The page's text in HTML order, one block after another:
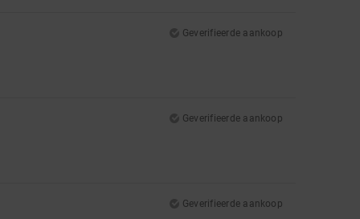
Geverifieerde aankoop
Geverifieerde aankoop
Geverifieerde aankoop